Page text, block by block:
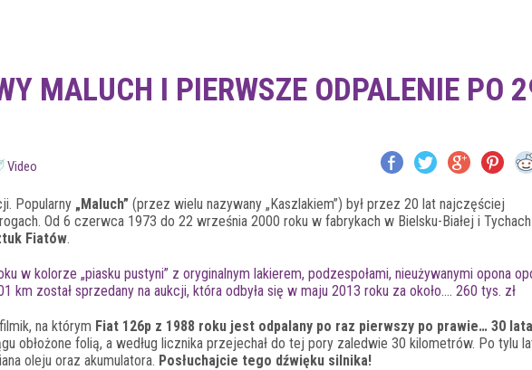
MALUCH I PIERWSZE ODPALENIE PO
Video
Popularny „Maluch” (przez wielu nazywany „Kaszlakiem”) był przez 20 lat najczęściej
Od 6 czerwca 1973 do 22 września 2000 roku w fabrykach w Bielsku-Białej i Tychach
Fiatów.
w kolorze „piasku pustyni” z oryginalnym lakierem, podzespołami, nieużywanymi opona
km został sprzedany na aukcji, która odbyła się w maju 2013 roku za około…. 260 tys. zł
na którym Fiat 126p z 1988 roku jest odpalany po raz pierwszy po prawie… 30
obłożone folią, a według licznika przejechał do tej pory zaledwie 30 kilometrów. Po tylu
oleju oraz akumulatora. Posłuchajcie tego dźwięku silnika!